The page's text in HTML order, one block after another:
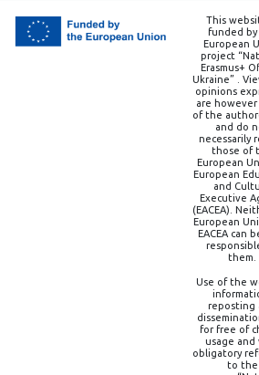
This
funded
European
project
Erasmus+
Ukraine” .
opinions
are
of the
and do
necessarily
those of
European
European
and
Executive
(EACEA).
European
EACEA can
them.
Use of the
reposting
for free of
usage and
obligatory
to the